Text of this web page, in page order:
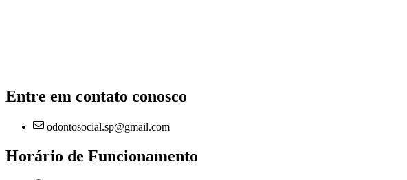
Entre em contato conosco
odontosocial.sp@gmail.com
Horário de Funcionamento